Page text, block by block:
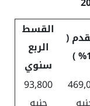
(
القسط
الربع
سنوي
469,
93,800